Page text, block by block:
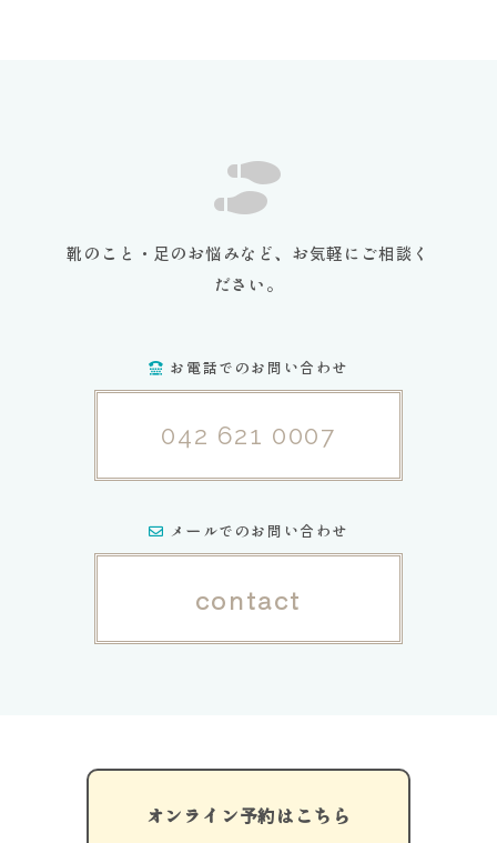
靴のこと・足のお悩みなど、お気軽にご相談く
ださい。
お電話でのお問い合わせ
042 621 0007
メールでのお問い合わせ
contact
オンライン予約はこちら